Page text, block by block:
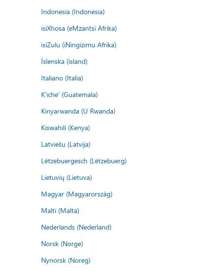
Indonesia (Indonesia)
isiXhosa (eMzantsi Afrika)
isiZulu (iNingizimu Afrika)
Íslenska (ísland)
Italiano (Italia)
K'iche' (Guatemala)
Kinyarwanda (U Rwanda)
Kiswahili (Kenya)
Latviešu (Latvija)
Lëtzebuergesch (Lëtzebuerg)
Lietuvių (Lietuva)
Magyar (Magyarország)
Malti (Malta)
Nederlands (Nederland)
Norsk (Norge)
Nynorsk (Noreg)